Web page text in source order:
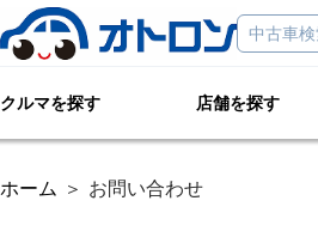
クルマを探す 店舗を探す
ホーム お問い合わせ